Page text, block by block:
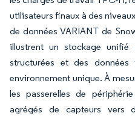
utilisateurs finaux à des
de données VARIANT de
illustrent un stockage unifié
structurées et des données
environnement unique. À
les passerelles de
agrégés de capteurs vers